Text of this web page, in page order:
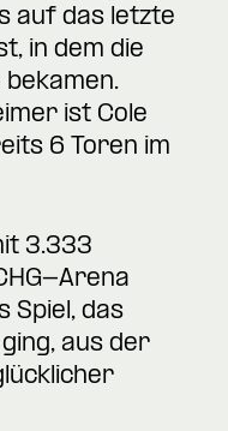
auf das letzte
in dem die
ist Cole
6 Toren im
3.333
Arena
Spiel, das
aus der